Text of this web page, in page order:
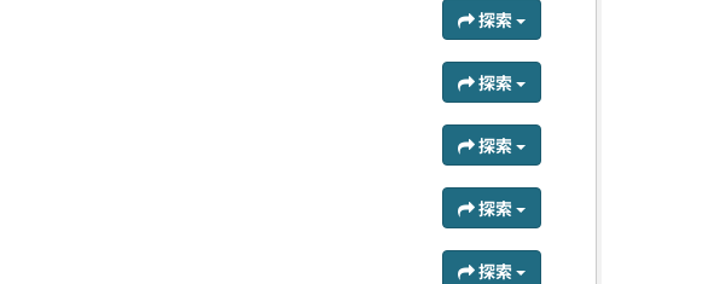
探索
探索
探索
探索
探索